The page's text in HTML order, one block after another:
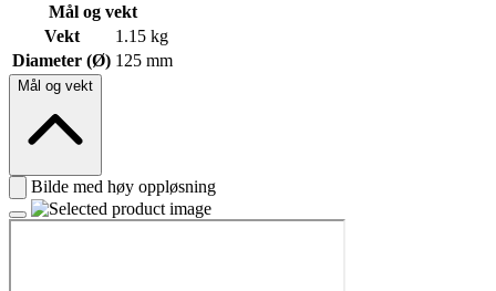
Mål og vekt
Vekt
1.15 kg
Diameter (Ø) 125 mm
Mål og vekt
Bilde med høy oppløsning